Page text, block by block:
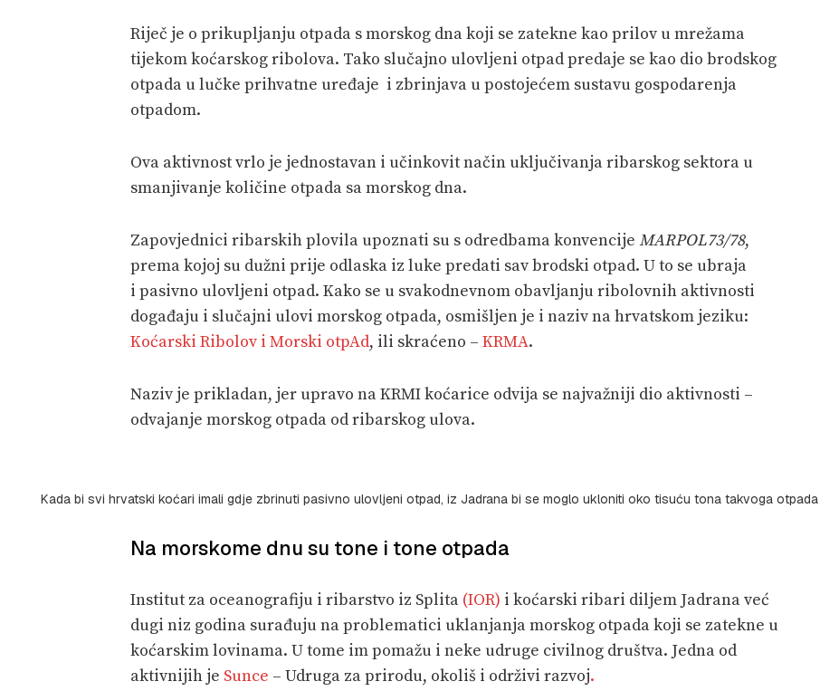
Riječ je o prikupljanju otpada s morskog dna koji se zatekne kao prilov u mrežama
tijekom koćarskog ribolova. Tako slučajno ulovljeni otpad predaje se kao dio brodskog
otpada u lučke prihvatne uređaje i zbrinjava u postojećem sustavu gospodarenja
otpadom.
Ova aktivnost vrlo je jednostavan i učinkovit način uključivanja ribarskog sektora u
smanjivanje količine otpada sa morskog dna.
Zapovjednici ribarskih plovila upoznati su s odredbama konvencije MARPOL73/78,
prema kojoj su dužni prije odlaska iz luke predati sav brodski otpad. U to se ubraja
i pasivno ulovljeni otpad. Kako se u svakodnevnom obavljanju ribolovnih aktivnosti
događaju i slučajni ulovi morskog otpada, osmišljen je i naziv na hrvatskom jeziku:
Koćarski Ribolov i Morski otpAd, ili skraćeno – KRMA.
Naziv je prikladan, jer upravo na KRMI koćarice odvija se najvažniji dio aktivnosti –
odvajanje morskog otpada od ribarskog ulova.
Kada bi svi hrvatski koćari imali gdje zbrinuti pasivno ulovljeni otpad, iz Jadrana bi se moglo ukloniti oko tisuću tona takvoga otpada
Na morskome dnu su tone i tone otpada
Institut za oceanografiju i ribarstvo iz Splita (IOR) i koćarski ribari diljem Jadrana već
dugi niz godina surađuju na problematici uklanjanja morskog otpada koji se zatekne u
koćarskim lovinama. U tome im pomažu i neke udruge civilnog društva. Jedna od
aktivnijih je Sunce – Udruga za prirodu, okoliš i održivi razvoj.